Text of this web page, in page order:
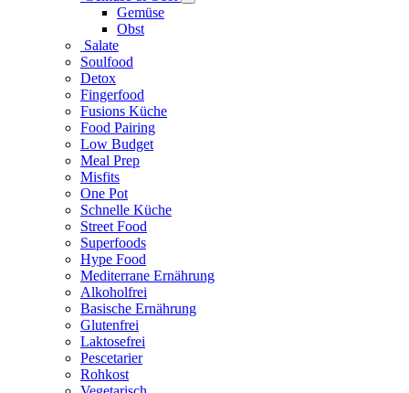
Gemüse
Obst
Salate
Soulfood
Detox
Fingerfood
Fusions Küche
Food Pairing
Low Budget
Meal Prep
Misfits
One Pot
Schnelle Küche
Street Food
Superfoods
Hype Food
Mediterrane Ernährung
Alkoholfrei
Basische Ernährung
Glutenfrei
Laktosefrei
Pescetarier
Rohkost